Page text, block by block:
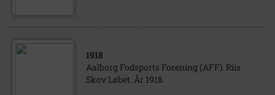
1918
Aalborg Fodsports Forening (AFF). Riis
Skov Løbet. År 1918.